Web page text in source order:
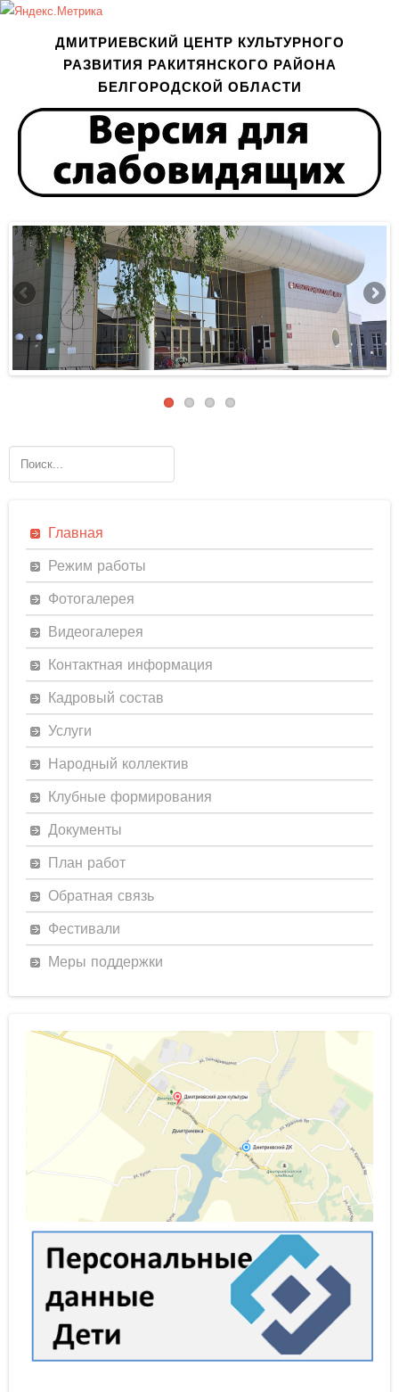
ДМИТРИЕВСКИЙ ЦЕНТР КУЛЬТУРНОГО
РАЗВИТИЯ РАКИТЯНСКОГО РАЙОНА
БЕЛГОРОДСКОЙ ОБЛАСТИ
Главная
Режим работы
Фотогалерея
Видеогалерея
Контактная информация
Кадровый состав
Услуги
Народный коллектив
Клубные формирования
Документы
План работ
Обратная связь
Фестивали
Меры поддержки